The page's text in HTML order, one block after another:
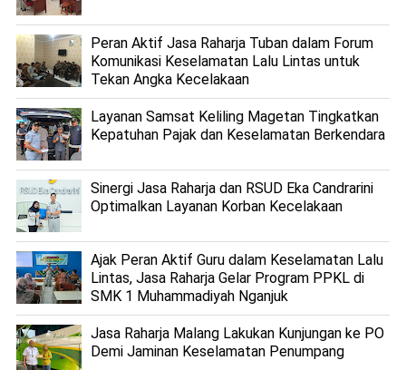
Peran Aktif Jasa Raharja Tuban dalam Forum
Komunikasi Keselamatan Lalu Lintas untuk
Tekan Angka Kecelakaan
Layanan Samsat Keliling Magetan Tingkatkan
Kepatuhan Pajak dan Keselamatan Berkendara
Sinergi Jasa Raharja dan RSUD Eka Candrarini
Optimalkan Layanan Korban Kecelakaan
Ajak Peran Aktif Guru dalam Keselamatan Lalu
Lintas, Jasa Raharja Gelar Program PPKL di
SMK 1 Muhammadiyah Nganjuk
Jasa Raharja Malang Lakukan Kunjungan ke PO
Demi Jaminan Keselamatan Penumpang